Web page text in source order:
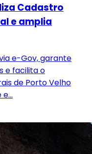
Cadastro
e amplia
e-Gov, garante
e facilita o
de Porto Velho